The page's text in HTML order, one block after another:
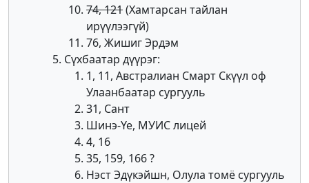
74, 121(Хамтарсан тайлан
ирүүлээгүй)
76, Жишиг Эрдэм
Сүхбаатар дүүрэг:
1, 11, Австралиан Смарт Скүүл оф
Улаанбаатар сургууль
31, Сант
Шинэ-Үе, МУИС лицей
4, 16
35, 159, 166 ?
Нэст Эдүкэйшн, Олула томё сургууль